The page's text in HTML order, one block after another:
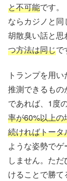
と不可能です。
ならカジノと同
胡散臭い話と
つ方法は同じで
トランプを用
推測できるも
であれば、1度
率が60%以上
続ければトー
ような姿勢で
しません。た
けることで勝